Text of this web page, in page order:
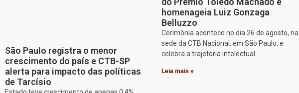
São Paulo registra o menor
crescimento do país e CTB-SP
alerta para impacto das políticas
de Tarcísio
homenageia Luiz Gonzaga
Belluzzo
Cerimônia acontece no dia 26 de agosto, na
sede da CTB Nacional, em São Paulo, e
celebra a trajetória intelectual
Leia mais »